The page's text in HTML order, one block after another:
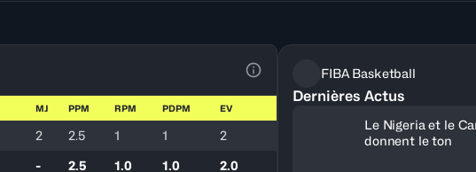
Voir la Légende du Tableau
MJ PPM RPM PDPM EV
2 2.5 1 1
2
- 2.5 1.0 1.0 2.0
FIBA Basketball
Dernières Actus
Le Nigeria et le
donnent le ton